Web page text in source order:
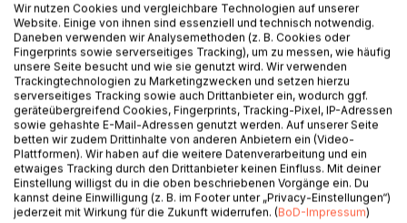
Der kleine Kaktus lebt in der Wüste und erlebt sehr viel. Er
lernt sich, seine Umgebung und seinen besten Freund
kennen. Theoretisch könnte man dem kleinen Kaktus jeden
Namen geben, und so wäre ein personalisiertes Buch
möglich. Aus diesem Grund lege ich mich auf kein
Geschlecht fest. Bei mir ist es einfach der kleine Kaktus.
Dieses Buch ist nicht auf ein bestimmtes Alter begrenzt. Es
kann Kleinkindern vorgelesen oder von Kindern selbst
gelesen und ausgemalt werden. Auch im höheren Alter
kann dieses Buch unterhalten. Es ist zum Mitmachen
Wir nutzen Cookies und vergleichbare Technologien auf unserer
Website. Einige von ihnen sind essenziell und technisch notwendig.
Daneben verwenden wir Analysemethoden (z. B. Cookies oder
Fingerprints sowie serverseitiges Tracking), um zu messen, wie häufig
unsere Seite besucht und wie sie genutzt wird. Wir verwenden
Trackingtechnologien zu Marketingzwecken und setzen hierzu
serverseitiges Tracking sowie auch Drittanbieter ein, wodurch ggf.
geräteübergreifend Cookies, Fingerprints, Tracking-Pixel, IP-Adressen
sowie gehashte E-Mail-Adressen genutzt werden. Auf unserer Seite
betten wir zudem Drittinhalte von anderen Anbietern ein (Video-
Plattformen). Wir haben auf die weitere Datenverarbeitung und ein
etwaiges Tracking durch den Drittanbieter keinen Einfluss. Mit deiner
Einstellung willigst du in die oben beschriebenen Vorgänge ein. Du
kannst deine Einwilligung (z. B. im Footer unter „Privacy-Einstellungen“)
jederzeit mit Wirkung für die Zukunft widerrufen. (BoD-Impressum)